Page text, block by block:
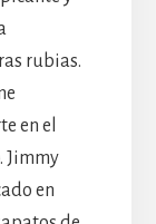
rubias.
en el
Jimmy
en